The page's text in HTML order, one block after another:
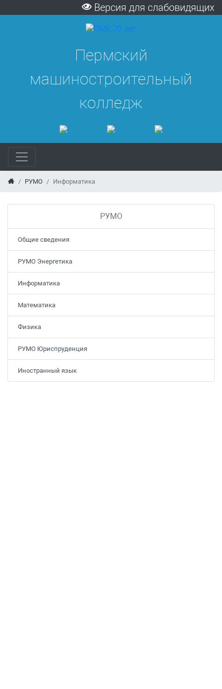
Версия для слабовидящих
Пермский
машиностроительный
колледж
РУМО Информатика
РУМО
Общие сведения
РУМО Энергетика
Информатика
Математика
Физика
РУМО Юриспруденция
Иностранный язык